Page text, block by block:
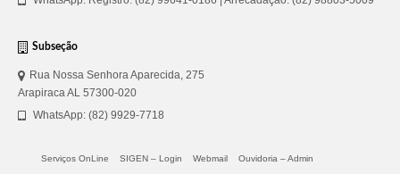
Subseção
Rua Nossa Senhora Aparecida, 275
Arapiraca AL 57300-020
WhatsApp: (82) 9929-7718
Serviços OnLine SIGEN – Login Webmail Ouvidoria – Admin